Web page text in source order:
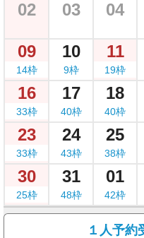
02 03 04
09
14枠
10
9枠
11
19枠
16
33枠
17
40枠
18
40枠
23
33枠
24
43枠
25
38枠
30
25枠
31
48枠
01
42枠
１人予約